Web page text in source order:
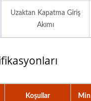
Uzaktan Kapatma Giriş
Akımı
Koşullar Min